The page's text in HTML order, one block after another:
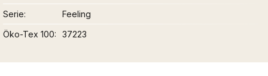
Serie
Feeling
Öko-Tex 100
37223